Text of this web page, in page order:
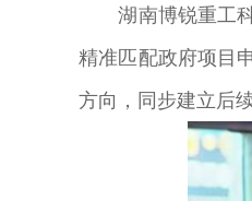
湖南博锐重工科
精准匹配政府项目
方向，同步建立后